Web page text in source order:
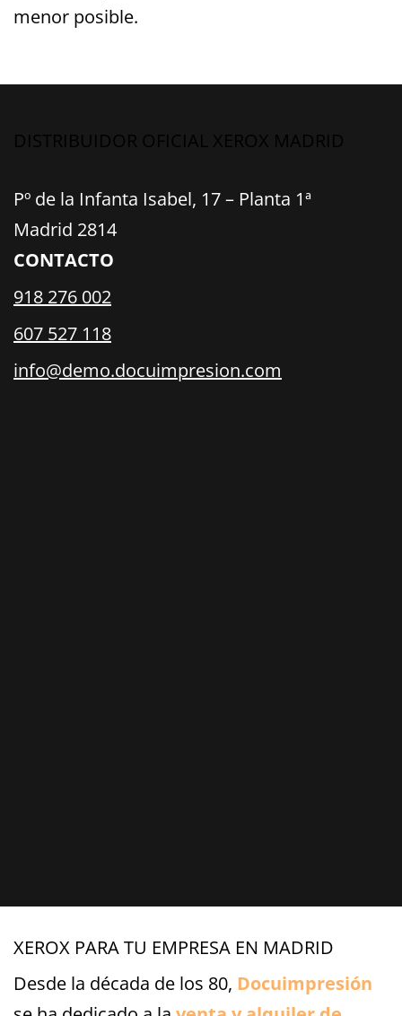
menor posible.
Pº de la Infanta Isabel, 17 – Planta 1ª
Madrid 2814
CONTACTO
918 276 002
607 527 118
info@demo.docuimpresion.com
XEROX PARA TU EMPRESA EN MADRID
Desde la década de los 80, Docuimpresión